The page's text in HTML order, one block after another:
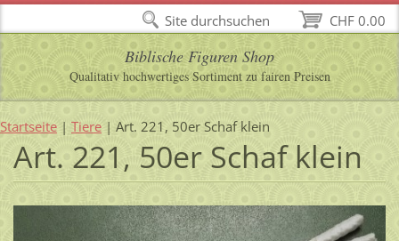
Biblische Figuren Shop
Qualitativ hochwertiges Sortiment zu fairen Preisen
Startseite | Tiere | Art. 221, 50er Schaf klein
Art. 221, 50er Schaf klein
CHF 0.00
Site durchsuchen